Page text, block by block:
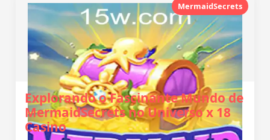
MermaidSecrets
Explorando o Fascinante Mundo de
MermaidSecrets no Universo x 18
Casino